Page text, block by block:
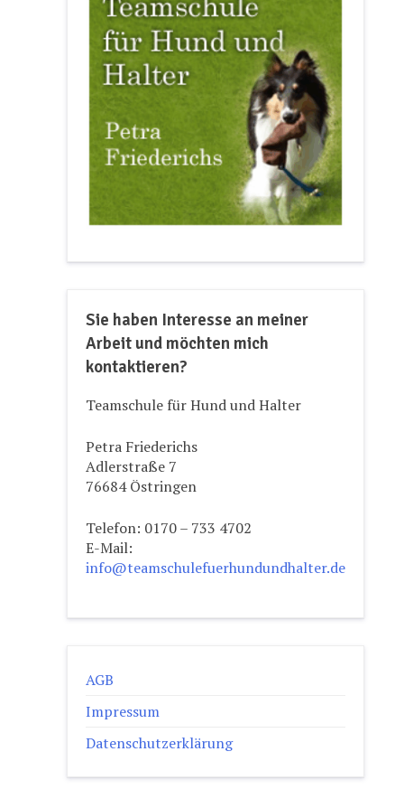
Sie haben Interesse an meiner
Arbeit und möchten mich
kontaktieren?
Teamschule für Hund und Halter
Petra Friederichs
Adlerstraße 7
76684 Östringen
Telefon: 0170 – 733 4702
E-Mail:
info@teamschulefuerhundundhalter.de
AGB
Impressum
Datenschutzerklärung